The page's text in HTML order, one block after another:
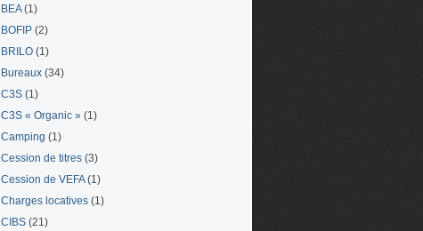
BEA(1)
BOFIP (2)
BRILO (1)
Bureaux (34)
C3S (1)
C3S « Organic » (1)
Camping (1)
Cession de titres (3)
Cession de VEFA(1)
Charges locatives (1)
CIBS (21)